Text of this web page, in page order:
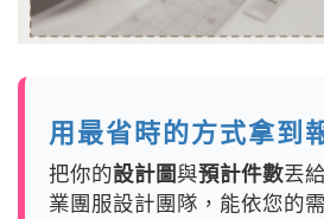
用最省時的方式拿到
把你的設計圖與預計件數丟
業團服設計團隊，能依您的